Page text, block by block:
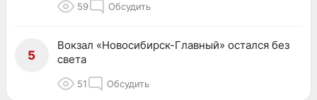
59 Обсудить
5
Вокзал «Новосибирск-Главный» остался без
света
51 Обсудить